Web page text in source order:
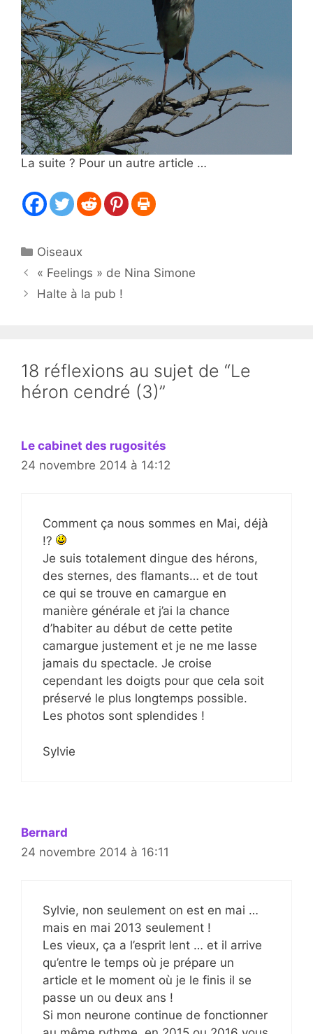
La suite ? Pour un autre article …
Catégories
Oiseaux
« Feelings » de Nina Simone
Halte à la pub !
18 réflexions au sujet de “Le
héron cendré (3)”
Le cabinet des rugosités
24 novembre 2014 à 14:12
Comment ça nous sommes en Mai, déjà
!?
Je suis totalement dingue des hérons,
des sternes, des flamants… et de tout
ce qui se trouve en camargue en
manière générale et j’ai la chance
d’habiter au début de cette petite
camargue justement et je ne me lasse
jamais du spectacle. Je croise
cependant les doigts pour que cela soit
préservé le plus longtemps possible.
Les photos sont splendides !
Sylvie
Bernard
24 novembre 2014 à 16:11
Sylvie, non seulement on est en mai …
mais en mai 2013 seulement !
Les vieux, ça a l’esprit lent … et il arrive
qu’entre le temps où je prépare un
article et le moment où je le finis il se
passe un ou deux ans !
Si mon neurone continue de fonctionner